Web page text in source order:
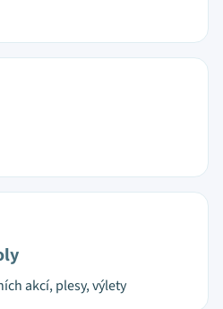
akcí, plesy, výlety